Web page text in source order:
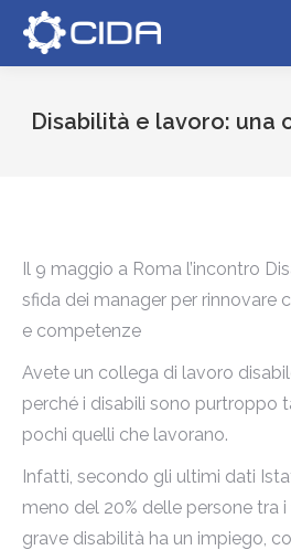
Disabilità e lavoro: una
Il 9 maggio a Roma l’incontro
sfida dei manager per rinnovare
e competenze
Avete un collega di lavoro
perché i disabili sono purtroppo
pochi quelli che lavorano.
Infatti, secondo gli ultimi dati
meno del 20% delle persone tra
grave disabilità ha un impiego,